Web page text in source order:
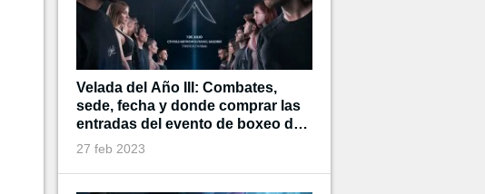
Velada del Año III: Combates,
sede, fecha y donde comprar las
entradas del evento de boxeo de
Ibai
27 feb 2023